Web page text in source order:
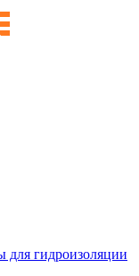
гидроизоляции